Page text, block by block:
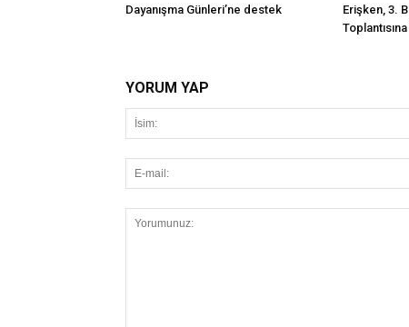
Dayanışma Günleri’ne destek
Erişken, 3.
Toplantısına
YORUM YAP